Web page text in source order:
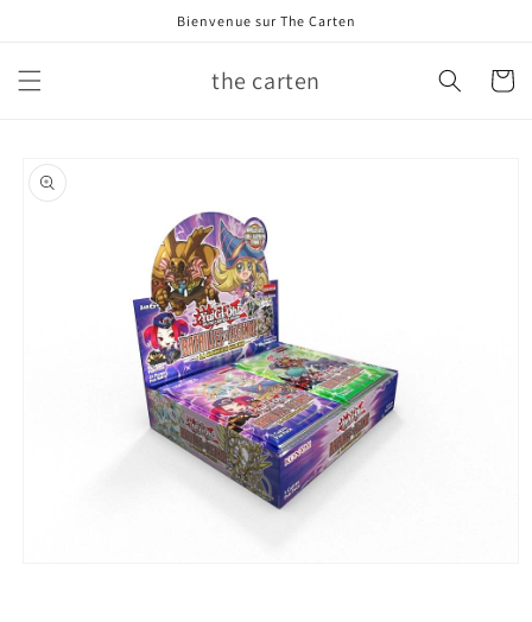
contenu
Bienvenue sur The Carten
the carten Panier
informations
produits